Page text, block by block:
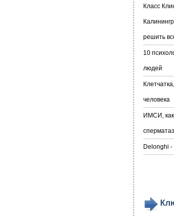
Класс
решить
10
людей
человека
ИМСИ, как
Delonghi